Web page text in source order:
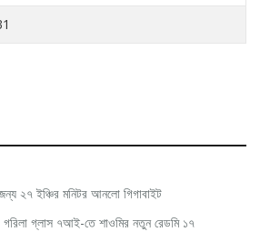
জন্য ২৭ ইঞ্চির মনিটর আনলো গিগাবাইট
গ্লাস ৭আই-তে শাওমির নতুন রেডমি ১৭